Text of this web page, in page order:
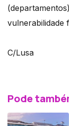
vulnerabilidade
C/Lusa
Pode